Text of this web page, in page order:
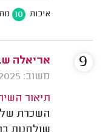
איכות 10
אריאלה
משוב: 07/08/2025
תיאור
השכרת
9